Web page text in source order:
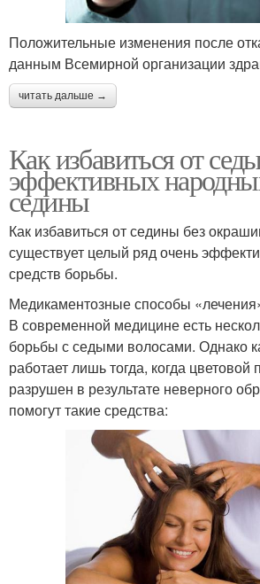
Положительные изменения после
данным Всемирной организации
читать дальше →
Как избавиться от
эффективных
седины
Как избавиться от седины без
существует целый ряд очень
средств борьбы.
Медикаментозные способы
В современной медицине есть
борьбы с седыми волосами. Однако
работает лишь тогда, когда цветовой
разрушен в результате неверного
помогут такие средства: